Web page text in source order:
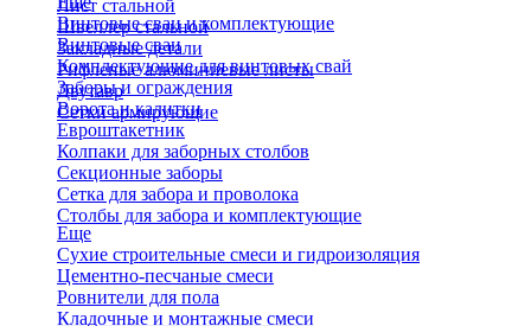
Лист стальной
Швеллер стальной
Закладные детали
Рифленые алюминиевые листы
Двутавр
Сетки армирующие
Винтовые сваи и комплектующие
Винтовые сваи
Комплектующие для винтовых свай
Заборы и ограждения
Ворота и калитки
Евроштакетник
Колпаки для заборных столбов
Секционные заборы
Сетка для забора и проволока
Столбы для забора и комплектующие
Еще
Сухие строительные смеси и гидроизоляция
Цементно-песчаные смеси
Ровнители для пола
Кладочные и монтажные смеси